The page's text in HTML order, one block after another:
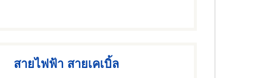
สายไฟฟ้า สายเคเบิ้ล